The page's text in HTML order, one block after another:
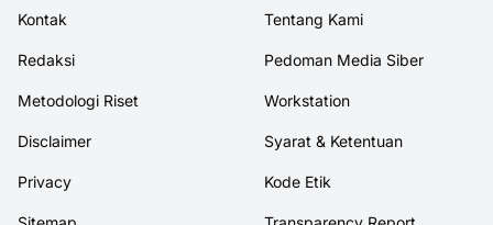
Kontak Tentang Kami
Redaksi Pedoman Media Siber
Metodologi Riset Workstation
Disclaimer Syarat & Ketentuan
Privacy Kode Etik